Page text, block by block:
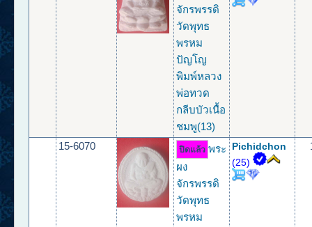
จักรพรรดิ
วัดพุทธ
พรหม
ปัญโญ
พิมพ์หลวง
พ่อทวด
กลีบบัวเนื้อ
ชมพู(13)
15-6070 ปิดแล้ว พระ
ผง
จักรพรรดิ
วัดพุทธ
พรหม
Pichidchon
(25)